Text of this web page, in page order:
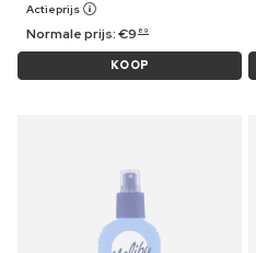
Actieprijs
Normale prijs:€9 89
KOOP